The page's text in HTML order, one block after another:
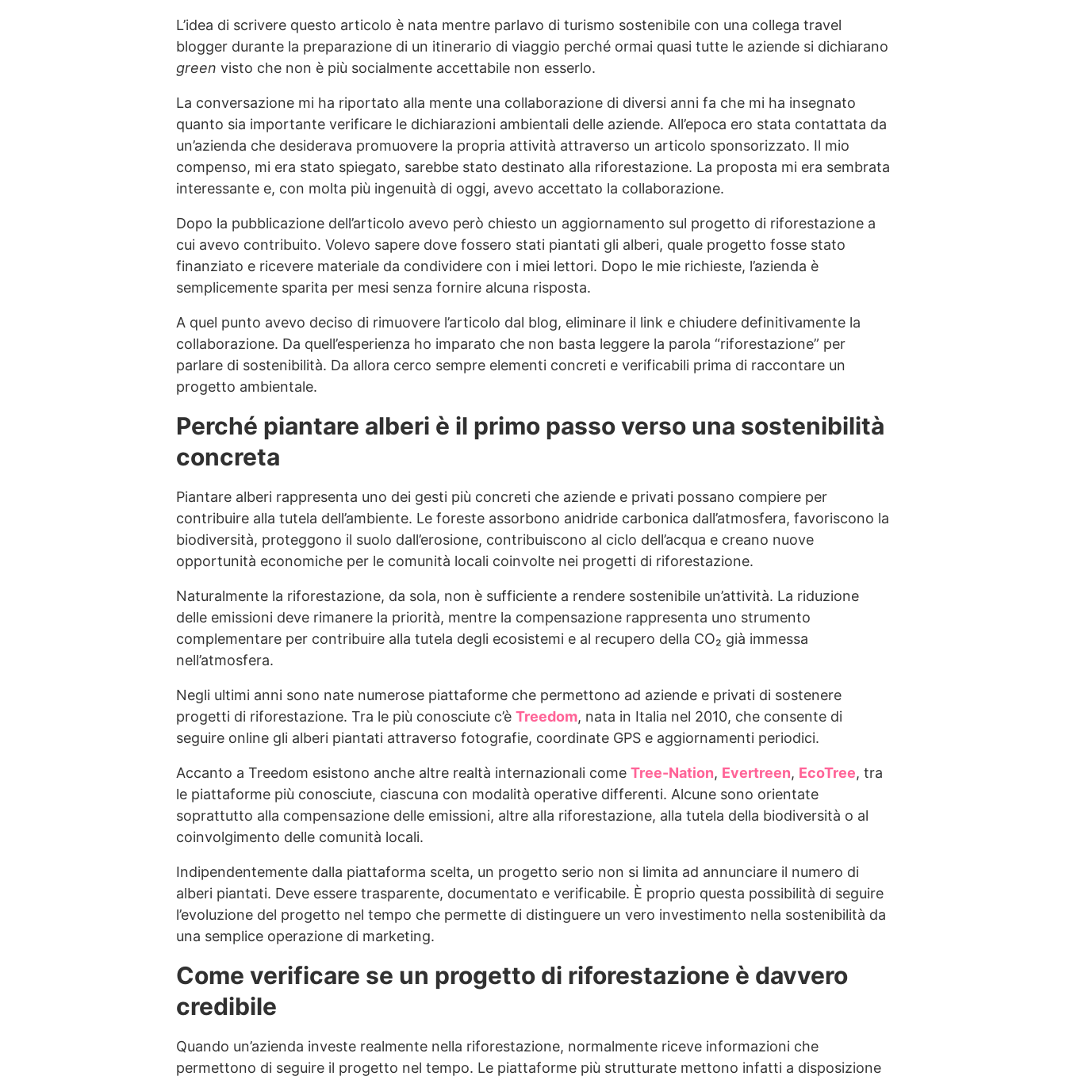
L’idea di scrivere questo articolo è nata mentre parlavo di turismo sostenibile con una collega travel
blogger durante la preparazione di un itinerario di viaggio perché ormai quasi tutte le aziende si dichiarano
green visto che non è più socialmente accettabile non esserlo.
La conversazione mi ha riportato alla mente una collaborazione di diversi anni fa che mi ha insegnato
quanto sia importante verificare le dichiarazioni ambientali delle aziende. All’epoca ero stata contattata da
un’azienda che desiderava promuovere la propria attività attraverso un articolo sponsorizzato. Il mio
compenso, mi era stato spiegato, sarebbe stato destinato alla riforestazione. La proposta mi era sembrata
interessante e, con molta più ingenuità di oggi, avevo accettato la collaborazione.
Dopo la pubblicazione dell’articolo avevo però chiesto un aggiornamento sul progetto di riforestazione a
cui avevo contribuito. Volevo sapere dove fossero stati piantati gli alberi, quale progetto fosse stato
finanziato e ricevere materiale da condividere con i miei lettori. Dopo le mie richieste, l’azienda è
semplicemente sparita per mesi senza fornire alcuna risposta.
A quel punto avevo deciso di rimuovere l’articolo dal blog, eliminare il link e chiudere definitivamente la
collaborazione. Da quell’esperienza ho imparato che non basta leggere la parola “riforestazione” per
parlare di sostenibilità. Da allora cerco sempre elementi concreti e verificabili prima di raccontare un
progetto ambientale.
Perché piantare alberi è il primo passo verso una sostenibilità
concreta
Piantare alberi rappresenta uno dei gesti più concreti che aziende e privati possano compiere per
contribuire alla tutela dell’ambiente. Le foreste assorbono anidride carbonica dall’atmosfera, favoriscono la
biodiversità, proteggono il suolo dall’erosione, contribuiscono al ciclo dell’acqua e creano nuove
opportunità economiche per le comunità locali coinvolte nei progetti di riforestazione.
Naturalmente la riforestazione, da sola, non è sufficiente a rendere sostenibile un’attività. La riduzione
delle emissioni deve rimanere la priorità, mentre la compensazione rappresenta uno strumento
complementare per contribuire alla tutela degli ecosistemi e al recupero della CO₂ già immessa
nell’atmosfera.
Negli ultimi anni sono nate numerose piattaforme che permettono ad aziende e privati di sostenere
progetti di riforestazione. Tra le più conosciute c’è Treedom, nata in Italia nel 2010, che consente di
seguire online gli alberi piantati attraverso fotografie, coordinate GPS e aggiornamenti periodici.
Accanto a Treedom esistono anche altre realtà internazionali come Tree-Nation, Evertreen, EcoTree, tra
le piattaforme più conosciute, ciascuna con modalità operative differenti. Alcune sono orientate
soprattutto alla compensazione delle emissioni, altre alla riforestazione, alla tutela della biodiversità o al
coinvolgimento delle comunità locali.
Indipendentemente dalla piattaforma scelta, un progetto serio non si limita ad annunciare il numero di
alberi piantati. Deve essere trasparente, documentato e verificabile. È proprio questa possibilità di seguire
l’evoluzione del progetto nel tempo che permette di distinguere un vero investimento nella sostenibilità da
una semplice operazione di marketing.
Come verificare se un progetto di riforestazione è davvero
credibile
Quando un’azienda investe realmente nella riforestazione, normalmente riceve informazioni che
permettono di seguire il progetto nel tempo. Le piattaforme più strutturate mettono infatti a disposizione